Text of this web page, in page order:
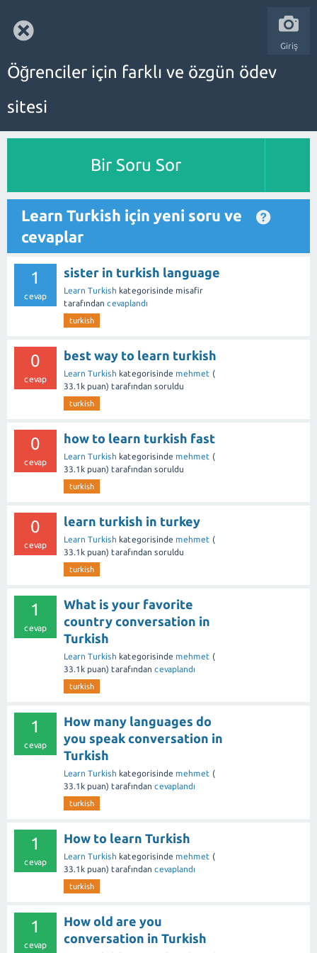
Giriş
Öğrenciler için farklı ve özgün ödev
sitesi
Bir Soru Sor
Learn Turkish için yeni soru ve
cevaplar
1
cevap
sister in turkish language
Learn Turkish kategorisinde misafir
tarafından cevaplandı
turkish
0
cevap
best way to learn turkish
Learn Turkish kategorisinde mehmet (
33.1k puan) tarafından soruldu
turkish
0
cevap
how to learn turkish fast
Learn Turkish kategorisinde mehmet (
33.1k puan) tarafından soruldu
turkish
0
cevap
learn turkish in turkey
Learn Turkish kategorisinde mehmet (
33.1k puan) tarafından soruldu
turkish
1
cevap
What is your favorite
country conversation in
Turkish
Learn Turkish kategorisinde mehmet (
33.1k puan) tarafından cevaplandı
turkish
1
cevap
How many languages do
you speak conversation in
Turkish
Learn Turkish kategorisinde mehmet (
33.1k puan) tarafından cevaplandı
turkish
1
cevap
How to learn Turkish
Learn Turkish kategorisinde mehmet (
33.1k puan) tarafından cevaplandı
turkish
1
cevap
How old are you
conversation in Turkish